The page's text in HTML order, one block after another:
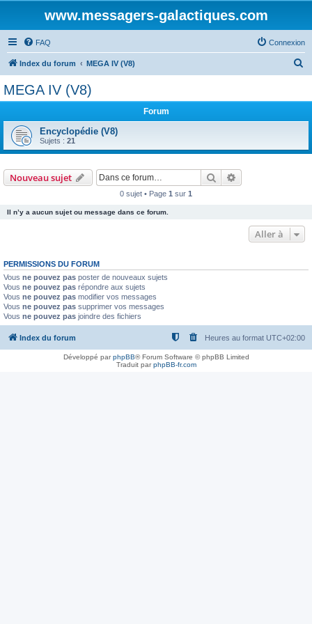
www.messagers-galactiques.com
FAQ Connexion
Index du forum MEGA IV (V8)
MEGA IV (V8)
Forum
Encyclopédie (V8)
Sujets : 21
Nouveau sujet Rechercher
0 sujet • Page 1 sur 1
Il n’y a aucun sujet ou message dans ce forum.
Aller à
PERMISSIONS DU FORUM
Vous ne pouvez pas poster de nouveaux sujets
Vous ne pouvez pas répondre aux sujets
Vous ne pouvez pas modifier vos messages
Vous ne pouvez pas supprimer vos messages
Vous ne pouvez pas joindre des fichiers
Index du forum Heures au format UTC+02:00
Développé parphpBB® Forum Software © phpBB Limited
Traduit parphpBB-fr.com